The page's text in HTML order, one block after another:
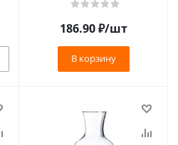
186.90₽/шт
В корзину